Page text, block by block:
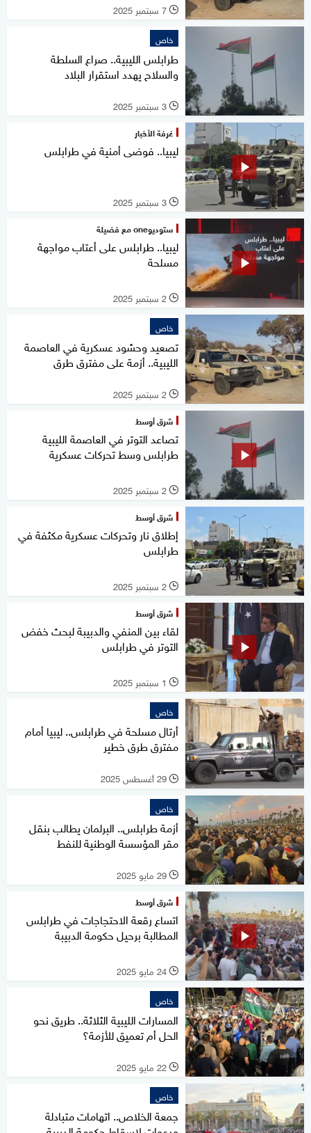
l 7 سبتمبر 2025
خاص
طرابلس الليبية.. صراع السلطة
والسلاح يهدد استقرار البلاد
l 3 سبتمبر 2025
غرفة الأخبار
ليبيا.. فوضى أمنية في طرابلس
l 3 سبتمبر 2025
ستوديوone مع فضيلة
ليبيا.. طرابلس على أعتاب مواجهة
مسلحة
l 2 سبتمبر 2025
خاص
تصعيد وحشود عسكرية في العاصمة
الليبية.. أزمة على مفترق طرق
l 2 سبتمبر 2025
شرق أوسط
تصاعد التوتر في العاصمة الليبية
طرابلس وسط تحركات عسكرية
l 2 سبتمبر 2025
شرق أوسط
إطلاق نار وتحركات عسكرية مكثفة في
طرابلس
l 2 سبتمبر 2025
شرق أوسط
لقاء بين المنفي والدبيبة لبحث خفض
التوتر في طرابلس
l 1 سبتمبر 2025
خاص
أرتال مسلحة في طرابلس.. ليبيا أمام
مفترق طرق خطير
l 29 أغسطس 2025
خاص
أزمة طرابلس.. البرلمان يطالب بنقل
مقر المؤسسة الوطنية للنفط
l 29 مايو 2025
شرق أوسط
اتساع رقعة الاحتجاجات في طرابلس
المطالبة برحيل حكومة الدبيبة
l 24 مايو 2025
خاص
المسارات الليبية الثلاثة.. طريق نحو
الحل أم تعميق للأزمة؟
l 22 مايو 2025
خاص
جمعة الخلاص.. اتهامات متبادلة